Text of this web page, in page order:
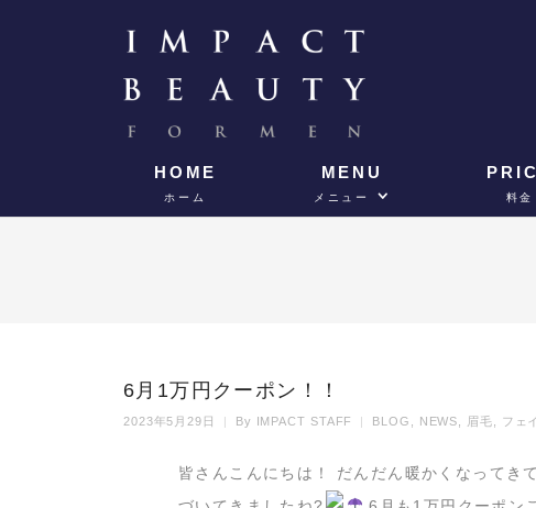
HOME
ホーム
MENU
メニュー 料金
6月1万円クーポン！！
2023年5月29日 By IMPACT STAFF BLOG NEWS 眉毛 フェ
皆さんこんにちは！ だんだん暖かくなってき